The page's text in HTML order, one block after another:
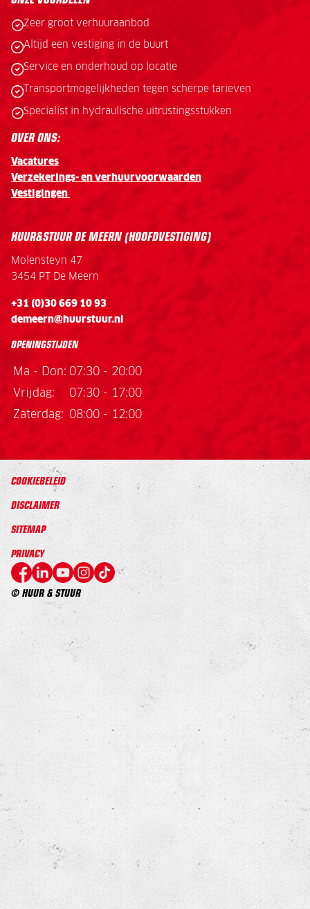
Zeer groot verhuuraanbod
Altijd een vestiging in de buurt
Service en onderhoud op locatie
Transportmogelijkheden tegen scherpe tarieven
Specialist in hydraulische uitrustingsstukken
OVER ONS:
Vacatures
Verzekerings- en verhuurvoorwaarden
Vestigingen
HUUR&STUUR DE MEERN (HOOFDVESTIGING)
Molensteyn 47
3454 PT De Meern
+31 (0)30 669 10 93
demeern@huurstuur.nl
OPENINGSTIJDEN
Ma - Don: 07:30 - 20:00
Vrijdag:
07:30 - 17:00
Zaterdag:
08:00 - 12:00
© HUUR & STUUR
COOKIEBELEID
DISCLAIMER
SITEMAP
PRIVACY